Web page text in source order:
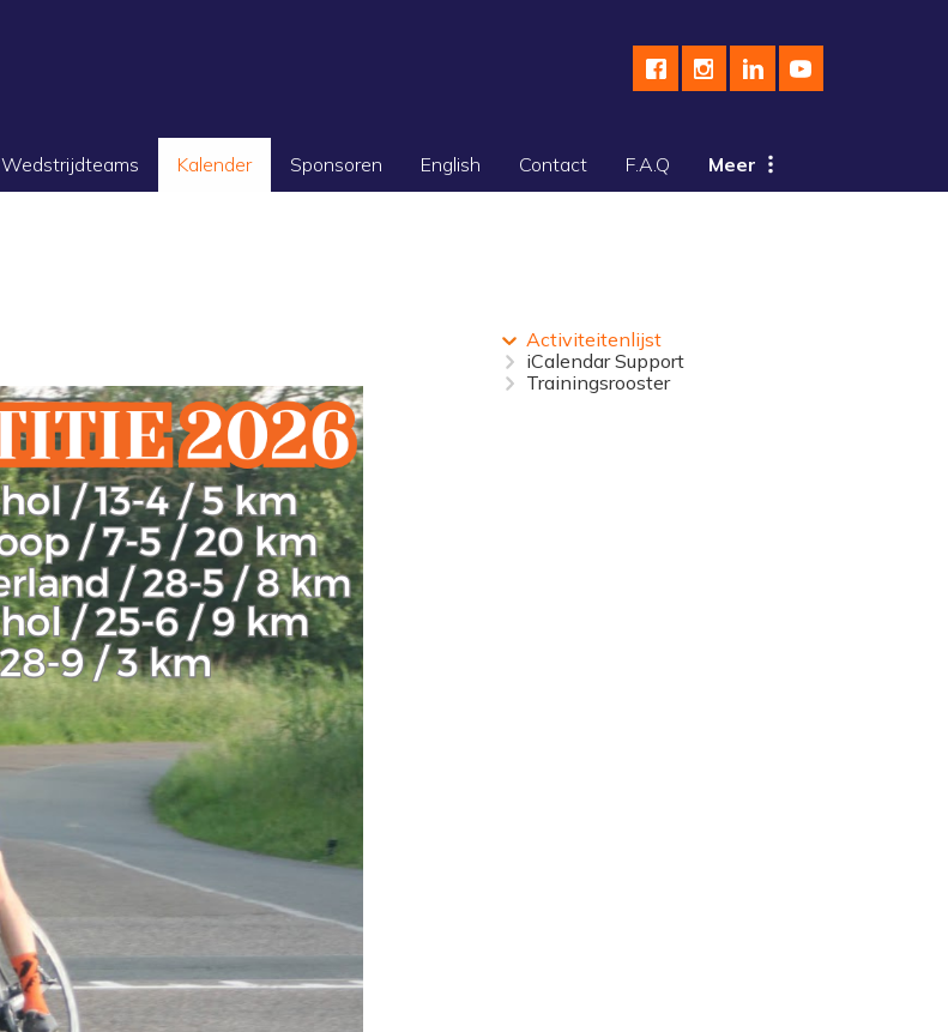
Wedstrijdteams Kalender Sponsoren English Contact F.A.Q Meer
Activiteitenlijst
iCalendar Support
Trainingsrooster